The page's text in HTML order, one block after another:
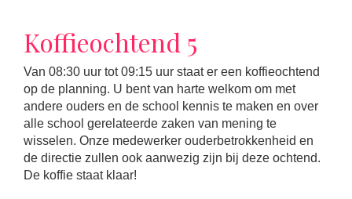
Koffieochtend 5
Van 08:30 uur tot 09:15 uur staat er een koffieochtend
op de planning. U bent van harte welkom om met
andere ouders en de school kennis te maken en over
alle school gerelateerde zaken van mening te
wisselen. Onze medewerker ouderbetrokkenheid en
de directie zullen ook aanwezig zijn bij deze ochtend.
De koffie staat klaar!